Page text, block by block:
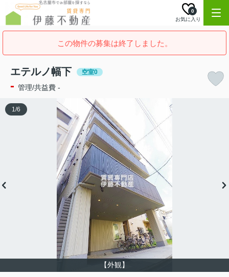
お気に入り
0
この物件の募集は終了しました。
エテルノ幅下 空室0
- 管理/共益費 -
【外観】
1/6